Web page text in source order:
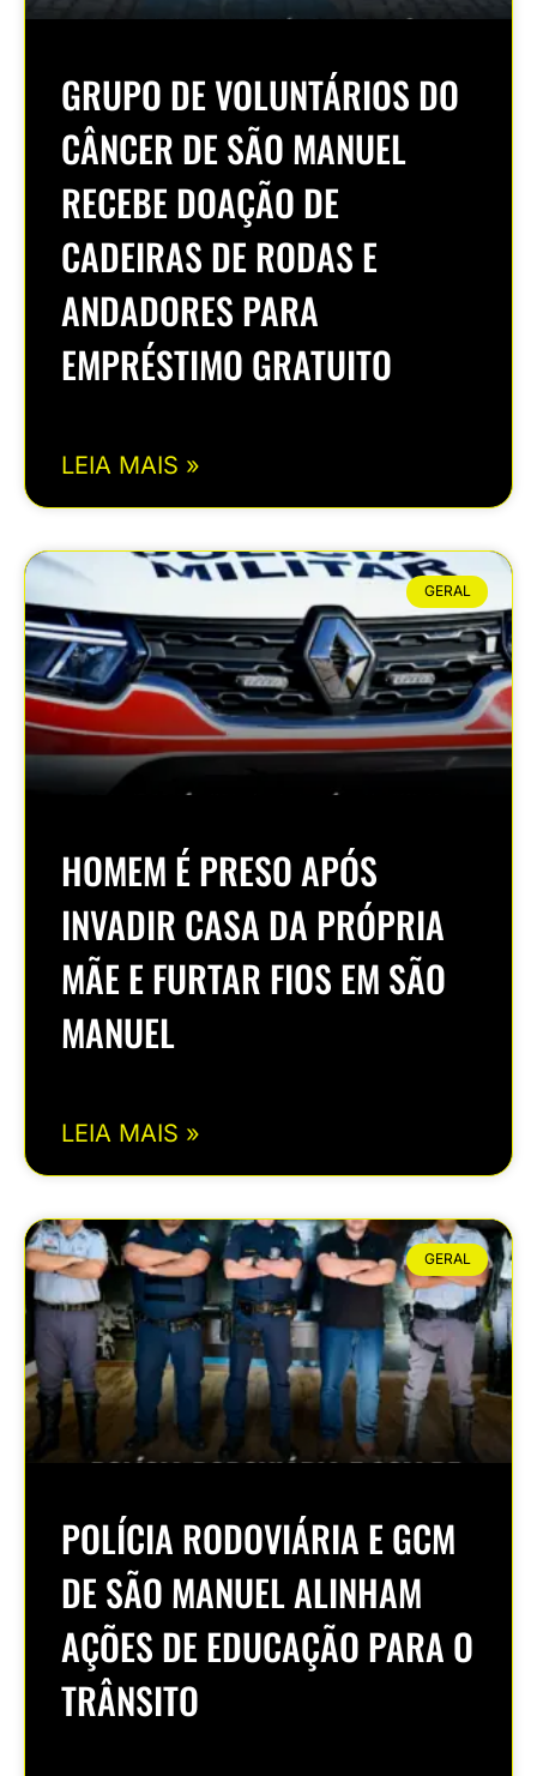
GRUPO DE VOLUNTÁRIOS DO
CÂNCER DE SÃO MANUEL
RECEBE DOAÇÃO DE
CADEIRAS DE RODAS E
ANDADORES PARA
EMPRÉSTIMO GRATUITO
LEIA MAIS »
GERAL
HOMEM É PRESO APÓS
INVADIR CASA DA PRÓPRIA
MÃE E FURTAR FIOS EM SÃO
MANUEL
LEIA MAIS »
GERAL
POLÍCIA RODOVIÁRIA E GCM
DE SÃO MANUEL ALINHAM
AÇÕES DE EDUCAÇÃO PARA O
TRÂNSITO